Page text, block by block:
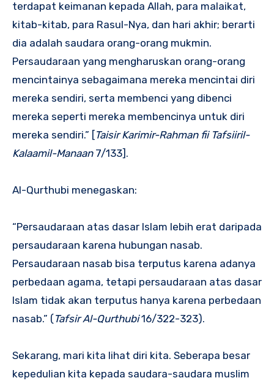
terdapat keimanan kepada Allah, para malaikat,
kitab-kitab, para Rasul-Nya, dan hari akhir; berarti
dia adalah saudara orang-orang mukmin.
Persaudaraan yang mengharuskan orang-orang
mencintainya sebagaimana mereka mencintai diri
mereka sendiri, serta membenci yang dibenci
mereka seperti mereka membencinya untuk diri
mereka sendiri.” [Taisir Karimir-Rahman fii Tafsiiril-
Kalaamil-Manaan7/133].
Al-Qurthubi menegaskan:
“Persaudaraan atas dasar Islam lebih erat daripada
persaudaraan karena hubungan nasab.
Persaudaraan nasab bisa terputus karena adanya
perbedaan agama, tetapi persaudaraan atas dasar
Islam tidak akan terputus hanya karena perbedaan
nasab.” (Tafsir Al-Qurthubi16/322-323).
Sekarang, mari kita lihat diri kita. Seberapa besar
kepedulian kita kepada saudara-saudara muslim